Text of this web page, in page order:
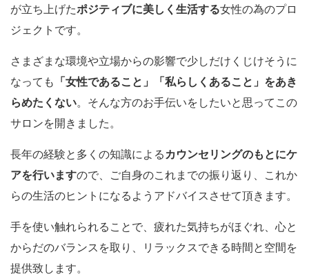
が立ち上げたポジティブに美しく生活する女性の為のプロ
ジェクトです。
さまざまな環境や立場からの影響で少しだけくじけそうに
なっても 「女性であること」「私らしくあること」をあき
らめたくない。そんな方のお手伝いをしたいと思ってこの
サロンを開きました。
長年の経験と多くの知識によるカウンセリングのもとにケ
アを行いますので、ご自身のこれまでの振り返り、これか
らの生活のヒントになるようアドバイスさせて頂きます。
手を使い触れられることで、疲れた気持ちがほぐれ、心と
からだのバランスを取り、リラックスできる時間と空間を
提供致します。